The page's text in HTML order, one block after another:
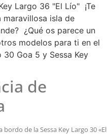
Largo 36 "El Lío" ¡Te
maravillosa isla de
¿Qué os parece un
modelos para ti en el
30 Goa 5 y Sessa Key
de
de la Sessa Key Largo 30 «El